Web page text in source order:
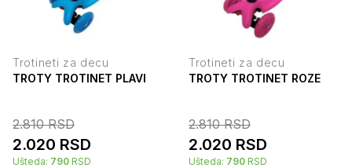
Trotineti za decu
TROTY TROTINET PLAVI
2.810RSD
2.020 RSD
Ušteda: 790 RSD
Trotineti za decu
TROTY TROTINET ROZE
2.810RSD
2.020 RSD
Ušteda: 790 RSD